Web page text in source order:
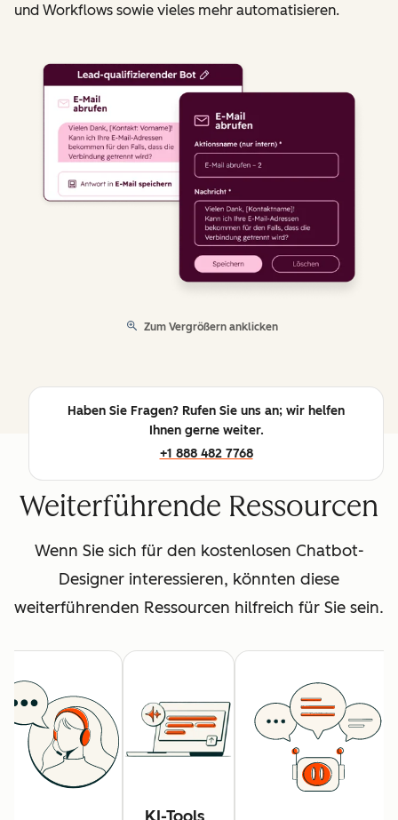
und Workflows sowie vieles mehr automatisieren.
Zum Vergrößern anklicken
Haben Sie Fragen? Rufen Sie uns an; wir helfen
Ihnen gerne weiter.
+1 888 482 7768
Weiterführende Ressourcen
Wenn Sie sich für den kostenlosen Chatbot-
Designer interessieren, könnten diese
weiterführenden Ressourcen hilfreich für Sie sein.